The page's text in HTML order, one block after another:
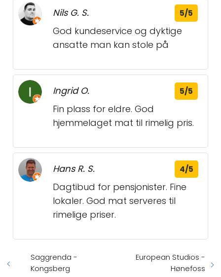
Nils G. S. 5/5
God kundeservice og dyktige
ansatte man kan stole på
Ingrid O. 5/5
Fin plass for eldre. God
hjemmelaget mat til rimelig pris.
Hans R. S. 4/5
Dagtibud for pensjonister. Fine
lokaler. God mat serveres til
rimelige priser.
Saggrenda -
Kongsberg
European Studios -
Hønefoss